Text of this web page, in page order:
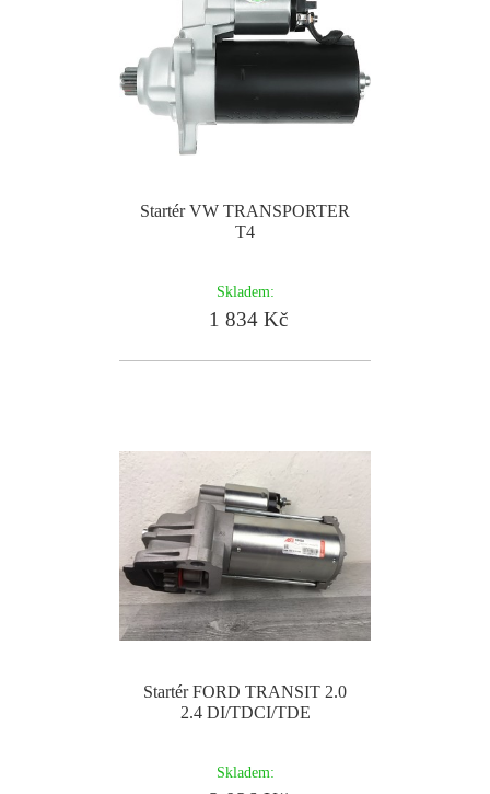
Startér VW TRANSPORTER
T4
Skladem:
1 834 Kč
Startér FORD TRANSIT 2.0
2.4 DI/TDCI/TDE
Skladem: